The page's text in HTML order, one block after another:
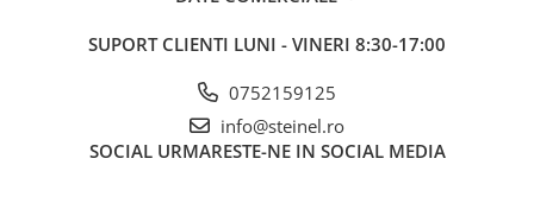
SUPORT CLIENTI LUNI - VINERI 8:30-17:00
0752159125
info@steinel.ro
SOCIAL URMARESTE-NE IN SOCIAL MEDIA